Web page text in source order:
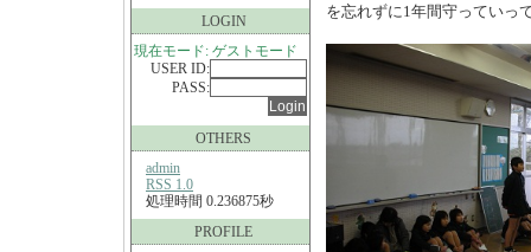
LOGIN
現在モード: ゲストモード
USER ID:
PASS:
OTHERS
admin
RSS 1.0
処理時間 0.236875秒
PROFILE
を忘れずに1年間守っていっ